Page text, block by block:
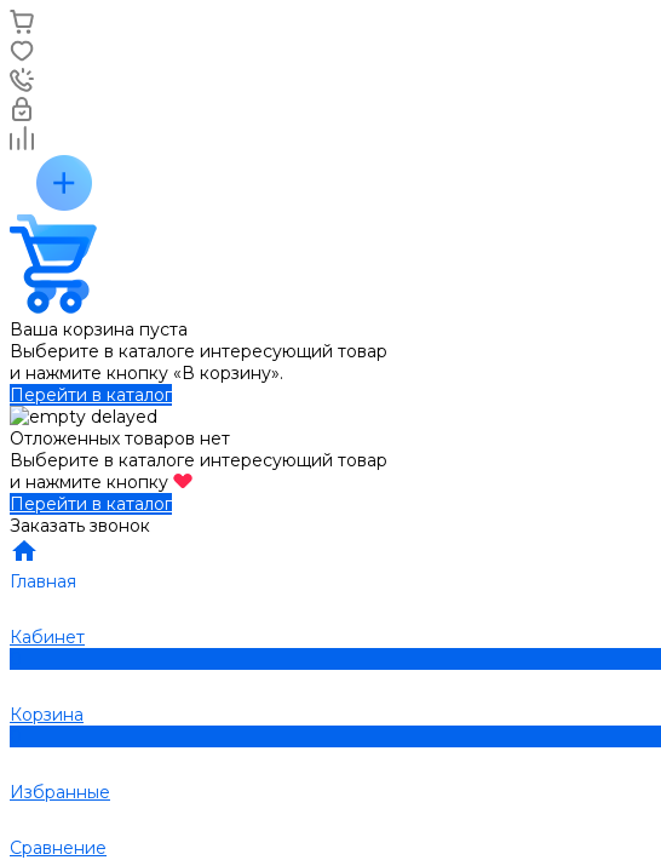
Ваша корзина пуста
Выберите в каталоге интересующий товар
и нажмите кнопку «В корзину».
Перейти в каталог
Отложенных товаров нет
Выберите в каталоге интересующий товар
и нажмите кнопку
Перейти в каталог
Заказать звонок
Главная
Кабинет
Корзина
Избранные
Сравнение